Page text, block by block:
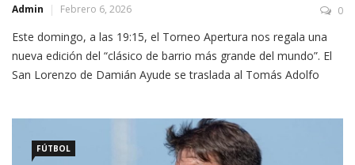
Admin Febrero 6, 2026 0
Este domingo, a las 19:15, el Torneo Apertura nos regala una
nueva edición del “clásico de barrio más grande del mundo”. El
San Lorenzo de Damián Ayude se traslada al Tomás Adolfo
FÚTBOL